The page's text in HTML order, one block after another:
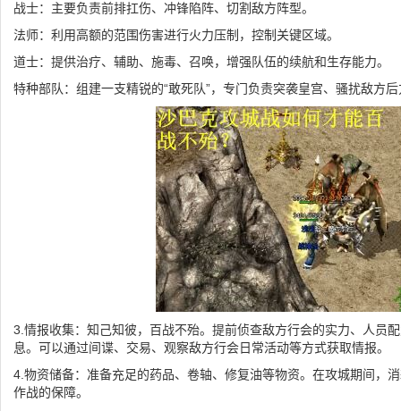
战士：主要负责前排扛伤、冲锋陷阵、切割敌方阵型。
法师：利用高额的范围伤害进行火力压制，控制关键区域。
道士：提供治疗、辅助、施毒、召唤，增强队伍的续航和生存能力。
特种部队：组建一支精锐的“敢死队”，专门负责突袭皇宫、骚扰敌方
3.情报收集：知己知彼，百战不殆。提前侦查敌方行会的实力、人员
息。可以通过间谍、交易、观察敌方行会日常活动等方式获取情报。
4.物资储备：准备充足的药品、卷轴、修复油等物资。在攻城期间，
作战的保障。